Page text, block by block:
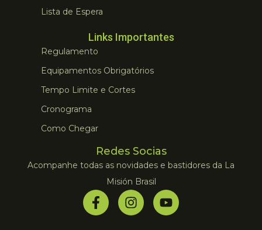
Lista de Espera
Links Importantes
Regulamento
Equipamentos Obrigatórios
Tempo Limite e Cortes
Cronograma
Como Chegar
Redes Socias
Acompanhe todas as novidades e bastidores da La
Misión Brasil